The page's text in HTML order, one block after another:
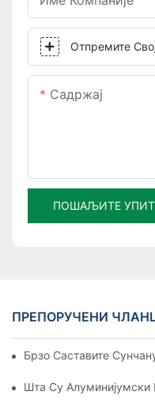
Отпремите
Садржај
ПОШАЉИТЕ
ПРЕПОРУЧЕНИ
Брзо Саставите
Шта Су Алуминијумски